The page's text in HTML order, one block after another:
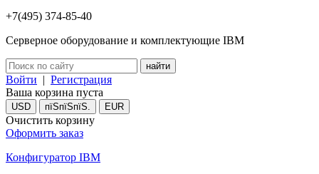
+7(495) 374-85-40
Серверное оборудование и комплектующие IBM
Войти | Регистрация
Ваша корзина пуста
USD пїЅпїЅпїЅ. EUR
Очистить корзину
Оформить заказ
Конфигуратор IBM